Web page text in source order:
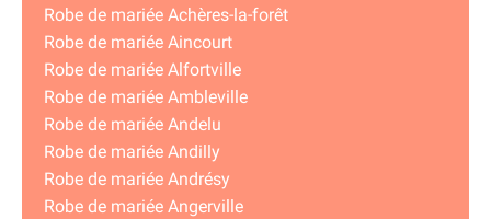
Robe de mariée Achères-la-forêt
Robe de mariée Aincourt
Robe de mariée Alfortville
Robe de mariée Ambleville
Robe de mariée Andelu
Robe de mariée Andilly
Robe de mariée Andrésy
Robe de mariée Angerville